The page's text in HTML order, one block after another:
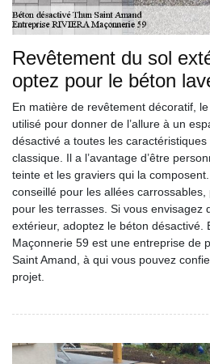
Revêtement du sol
optez pour le béton
En matière de revêtement décoratif,
utilisé pour donner de l’allure à un
désactivé a toutes les
classique. Il a l’avantage d’être
teinte et les graviers qui la
conseillé pour les allées carrossables,
pour les terrasses. Si vous envisagez
extérieur, adoptez le béton désactivé.
Maçonnerie 59 est une entreprise de
Saint Amand, à qui vous pouvez
projet.